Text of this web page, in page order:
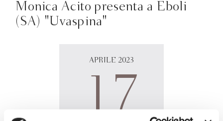
Monica Acito presenta a Eboli
(SA) "Uvaspina"
APRILE 2023
17